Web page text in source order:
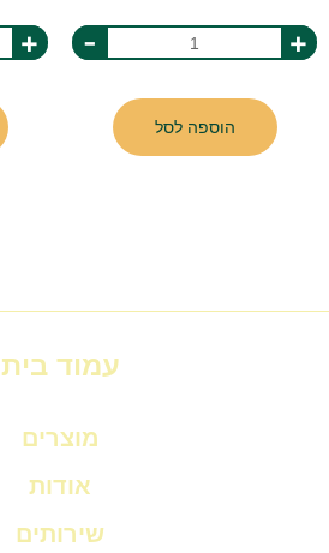
+
-
הוספה לסל
+
עמוד בית
מוצרים
אודות
שירותים